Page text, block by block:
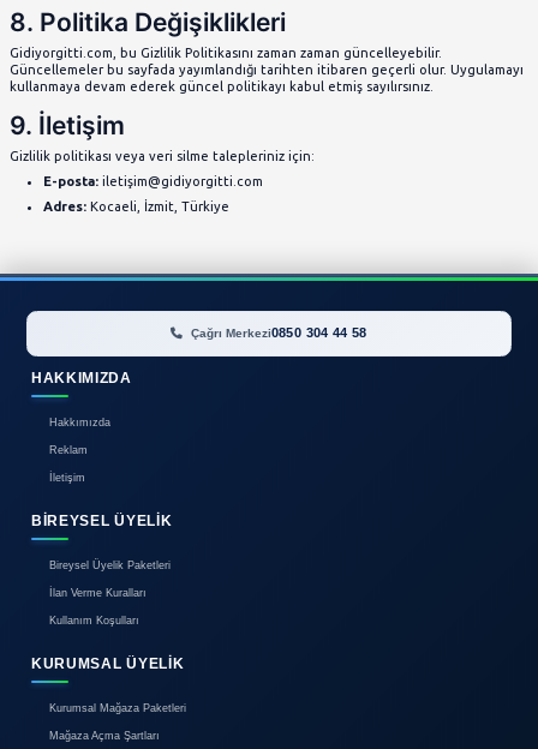
Yasal Yükümlülükler:Yasal talepler
yürütmek için kişisel verilerinizin yetkili mercilerle
Şirket İçinde Paylaşım:Şirketin çalışanları, sadece
getirilmesi amacıyla verilerinize erişebilir.
5. Kişisel Verilerin Korunması
Güvenliği
erişim denetimleri gibi teknik tedbirleri almaktadır.
iyzico’nun PCI-DSS uyumlu altyapısı kullanılarak kart
tutulur. İnternet ortamında %100 güvenlik garanti
kullanıcılar da kendi hesap şifrelerini korumalıdır.
6. Kullanıcı Hakları ve Hesap
Google Play ve App Store politikaları ile KVKK uyarınca
sahipsiniz:
Erişim ve Düzeltme:
düzeltme hakkı.
Veri Silme (Hesap Silme):
veya bize e-posta göndererek hesaplarının ve tüm
olarak silinmesini
İtiraz ve Sınırlama:
sınırlama hakkı.
7. Üçüncü Taraf Bağlantılar